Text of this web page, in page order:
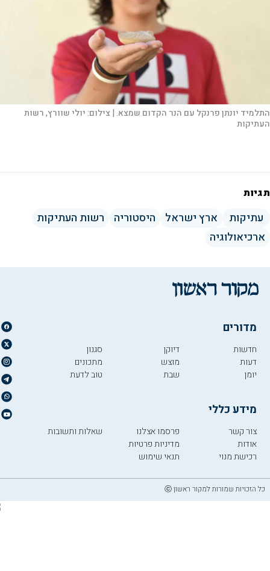
התלמיד יונתן פרנקל עם הנר הקדום שמצא. | צילום:יולי שוורץ, רשות
העתיקות
תגיות
עתיקות ארץ ישראל היסטוריה
רשות העתיקות
ארכיאולוגיה
מדורים
חדשות
דעות
יומן
דיוקן
מוצש
שבת
סגנון
מתכונים
טוב לדעת
מידע כללי
צור קשר
אודות
רכישת מנוי
פרסמו אצלנו
מדיניות פרטיות
תנאי שימוש
שאלות ותשובות
כל הזכויות שמורות למקור ראשון ⓒ